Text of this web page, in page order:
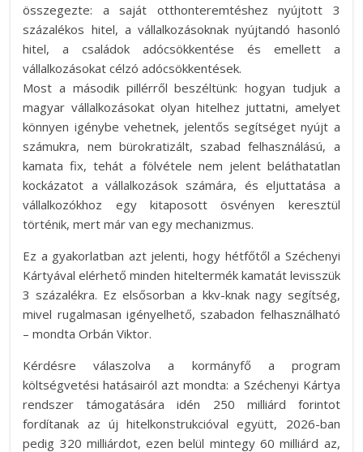
összegezte: a saját otthonteremtéshez nyújtott 3
százalékos hitel, a vállalkozásoknak nyújtandó hasonló
hitel, a családok adócsökkentése és emellett a
vállalkozásokat célzó adócsökkentések.
Most a második pillérről beszéltünk: hogyan tudjuk a
magyar vállalkozásokat olyan hitelhez juttatni, amelyet
könnyen igénybe vehetnek, jelentős segítséget nyújt a
számukra, nem bürokratizált, szabad felhasználású, a
kamata fix, tehát a fölvétele nem jelent beláthatatlan
kockázatot a vállalkozások számára, és eljuttatása a
vállalkozókhoz egy kitaposott ösvényen keresztül
történik, mert már van egy mechanizmus.
Ez a gyakorlatban azt jelenti, hogy hétfőtől a Széchenyi
Kártyával elérhető minden hiteltermék kamatát levisszük
3 százalékra. Ez elsősorban a kkv-knak nagy segítség,
mivel rugalmasan igényelhető, szabadon felhasználható
– mondta Orbán Viktor.
Kérdésre válaszolva a kormányfő a program
költségvetési hatásairól azt mondta: a Széchenyi Kártya
rendszer támogatására idén 250 milliárd forintot
fordítanak az új hitelkonstrukcióval együtt, 2026-ban
pedig 320 milliárdot, ezen belül mintegy 60 milliárd az,